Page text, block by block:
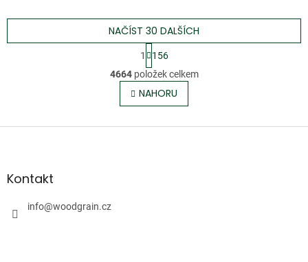
O
v
l
á
NAČÍST 30 DALŠÍCH
S
t
r
á
n
k
v
1
156
4664položek celkem
NAHORU
Z
aKontakt
info@woodgrain.cz